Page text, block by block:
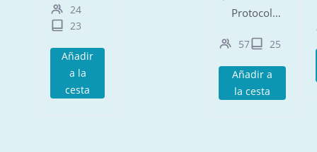
24
23
Añadir
a la
cesta
símbolos y
conexión
protección
cuántica.
la mesa
su
Protocolos
protección
y defensa
energética
para
57 25
Añadir a
la cesta